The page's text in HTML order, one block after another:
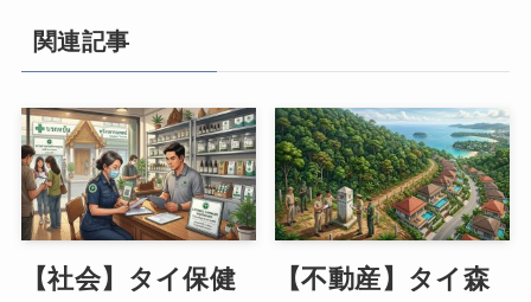
関連記事
【社会】タイ保健
【不動産】タイ森